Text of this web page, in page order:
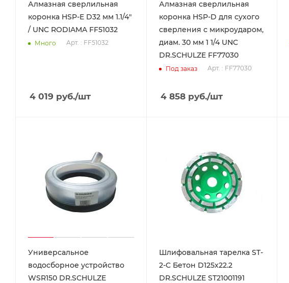
Алмазная сверлильная
коронка HSP-E D32 мм 1.1/4"
/ UNC RODIAMA FF51032
Много Арт. : FF51032
4 019 руб./шт
Алмазная сверлильная
коронка HSP-D для сухого
сверления с микроударом,
диам. 30 мм 1 1/4 UNC
DR.SCHULZE FF77030
Под заказ Арт. : FF77030
4 858руб./шт
Универсальное
водосборное устройство
WSR150 DR.SCHULZE
Шлифовальная тарелка ST-
2-C Бетон D125х22.2
DR.SCHULZE ST21001191